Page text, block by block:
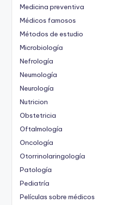
Medicina preventiva
Médicos famosos
Métodos de estudio
Microbiología
Nefrología
Neumología
Neurología
Nutricion
Obstetricia
Oftalmología
Oncología
Otorrinolaringología
Patología
Pediatría
Películas sobre médicos